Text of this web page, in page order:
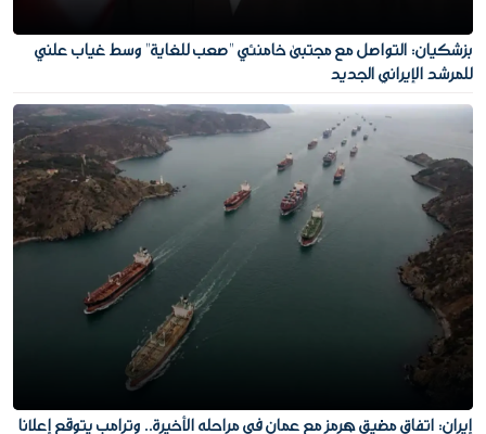
بزشكيان: التواصل مع مجتبى خامنئي "صعب للغاية" وسط غياب علني
للمرشد الإيراني الجديد
إيران: اتفاق مضيق هرمز مع عمان في مراحله الأخيرة.. وترامب يتوقع إعلانا